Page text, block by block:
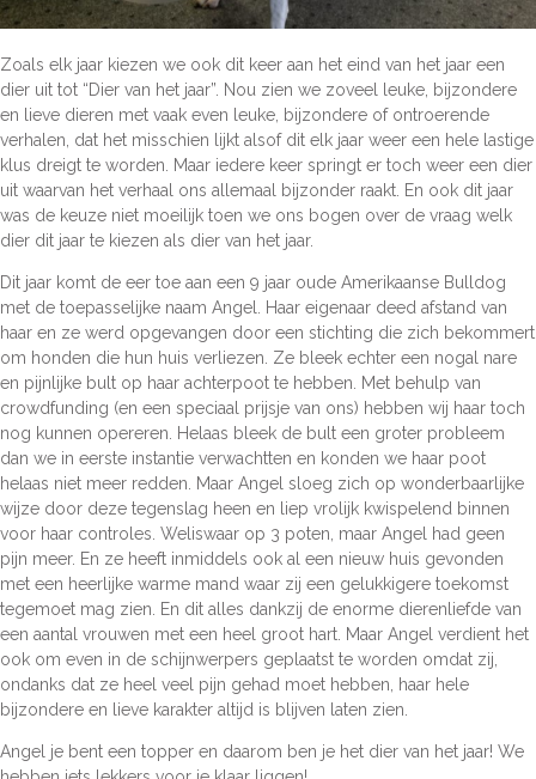
Zoals elk jaar kiezen we ook dit keer aan het eind van het jaar een
dier uit tot “Dier van het jaar”. Nou zien we zoveel leuke, bijzondere
en lieve dieren met vaak even leuke, bijzondere of ontroerende
verhalen, dat het misschien lijkt alsof dit elk jaar weer een hele lastige
klus dreigt te worden. Maar iedere keer springt er toch weer een dier
uit waarvan het verhaal ons allemaal bijzonder raakt. En ook dit jaar
was de keuze niet moeilijk toen we ons bogen over de vraag welk
dier dit jaar te kiezen als dier van het jaar.
Dit jaar komt de eer toe aan een 9 jaar oude Amerikaanse Bulldog
met de toepasselijke naam Angel. Haar eigenaar deed afstand van
haar en ze werd opgevangen door een stichting die zich bekommert
om honden die hun huis verliezen. Ze bleek echter een nogal nare
en pijnlijke bult op haar achterpoot te hebben. Met behulp van
crowdfunding (en een speciaal prijsje van ons) hebben wij haar toch
nog kunnen opereren. Helaas bleek de bult een groter probleem
dan we in eerste instantie verwachtten en konden we haar poot
helaas niet meer redden. Maar Angel sloeg zich op wonderbaarlijke
wijze door deze tegenslag heen en liep vrolijk kwispelend binnen
voor haar controles. Weliswaar op 3 poten, maar Angel had geen
pijn meer. En ze heeft inmiddels ook al een nieuw huis gevonden
met een heerlijke warme mand waar zij een gelukkigere toekomst
tegemoet mag zien. En dit alles dankzij de enorme dierenliefde van
een aantal vrouwen met een heel groot hart. Maar Angel verdient het
ook om even in de schijnwerpers geplaatst te worden omdat zij,
ondanks dat ze heel veel pijn gehad moet hebben, haar hele
bijzondere en lieve karakter altijd is blijven laten zien.
Angel je bent een topper en daarom ben je het dier van het jaar! We